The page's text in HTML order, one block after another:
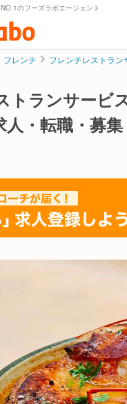
のフーズラボエージェント
フレンチ フレンチレストラ
トランサービ
人・転職・募集